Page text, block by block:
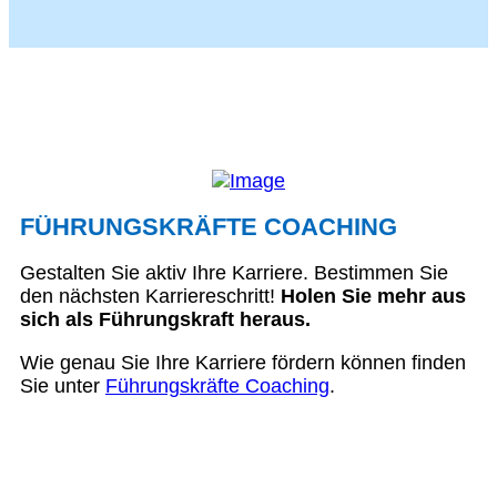
FÜHRUNGSKRÄFTE COACHING
Gestalten Sie aktiv Ihre Karriere. Bestimmen Sie
den nächsten Karriereschritt! Holen Sie mehr aus
sich als Führungskraft heraus.
Wie genau Sie Ihre Karriere fördern können finden
Sie unter Führungskräfte Coaching.